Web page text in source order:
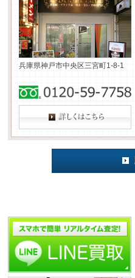
兵庫県神戸市中央区三宮町1-8-1